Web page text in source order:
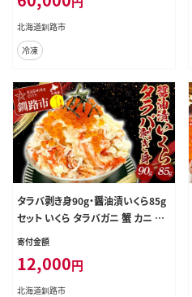
供 小分け
北海道釧路市
冷凍
タラバ剥き身90g・醤油漬いくら85g
セット いくら タラバガニ 蟹 カニ 海
鮮丼 F4F-2171
寄付金額
12,000円
北海道釧路市